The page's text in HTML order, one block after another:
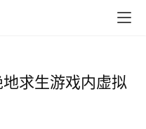
求生游戏内虚拟